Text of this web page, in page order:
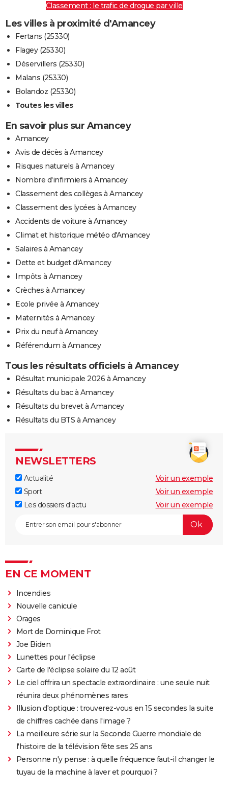
Classement : le trafic de drogue par ville
Les villes à proximité d'Amancey
Fertans (25330)
Flagey (25330)
Déservillers (25330)
Malans (25330)
Bolandoz (25330)
Toutes les villes
En savoir plus sur Amancey
Amancey
Avis de décès à Amancey
Risques naturels à Amancey
Nombre d'infirmiers à Amancey
Classement des collèges à Amancey
Classement des lycées à Amancey
Accidents de voiture à Amancey
Climat et historique météo d'Amancey
Salaires à Amancey
Dette et budget d'Amancey
Impôts à Amancey
Crèches à Amancey
Ecole privée à Amancey
Maternités à Amancey
Prix du neuf à Amancey
Référendum à Amancey
Tous les résultats officiels à Amancey
Résultat municipale 2026 à Amancey
Résultats du bac à Amancey
Résultats du brevet à Amancey
Résultats du BTS à Amancey
NEWSLETTERS
Actualité
Voir un exemple
Sport
Voir un exemple
Les dossiers d'actu
Voir un exemple
EN CE MOMENT
Incendies
Nouvelle canicule
Orages
Mort de Dominique Frot
Joe Biden
Lunettes pour l'éclipse
Carte de l'éclipse solaire du 12 août
Le ciel offrira un spectacle extraordinaire : une seule nuit
réunira deux phénomènes rares
Illusion d'optique : trouverez-vous en 15 secondes la suite
de chiffres cachée dans l'image ?
La meilleure série sur la Seconde Guerre mondiale de
l'histoire de la télévision fête ses 25 ans
Personne n'y pense : à quelle fréquence faut-il changer le
tuyau de la machine à laver et pourquoi ?